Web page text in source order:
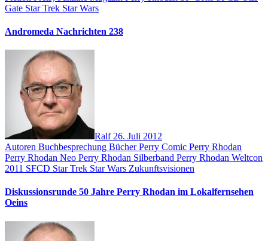
Gate Star Trek Star Wars
Andromeda Nachrichten 238
Ralf 26. Juli 2012
Autoren Buchbesprechung BücherPerry Comic Perry Rhodan
Perry Rhodan Neo Perry Rhodan Silberband Perry Rhodan Weltcon
2011 SFCD Star Trek Star Wars Zukunftsvisionen
Diskussionsrunde 50 Jahre Perry Rhodan im Lokalfernsehen
Oeins